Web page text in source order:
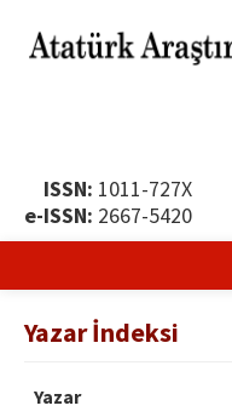
ISSN: 1011-727X
e-ISSN: 2667-5420
Yayın Politikası
Yazar İndeksi
Yazar